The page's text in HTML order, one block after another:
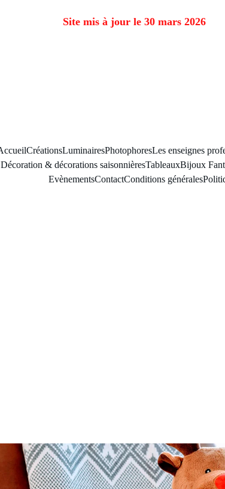
Site mis à jour le 30 mars 2026
CréationsLuminairesPhotophoresLes enseignes
Décoration & décorations saisonnièresTableauxBijoux
EvènementsContactConditions générales